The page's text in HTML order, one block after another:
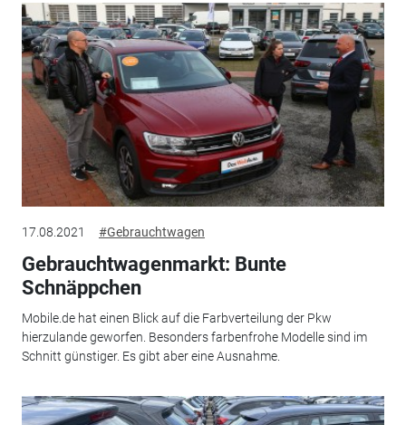
17.08.2021 #Gebrauchtwagen
Gebrauchtwagenmarkt: Bunte
Schnäppchen
Mobile.de hat einen Blick auf die Farbverteilung der Pkw
hierzulande geworfen. Besonders farbenfrohe Modelle sind im
Schnitt günstiger. Es gibt aber eine Ausnahme.